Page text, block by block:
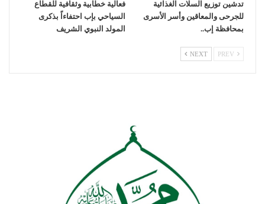
تدشين توزيع السلات الغذائية
للجرحى والمعاقين وأسر الأسرى
بمحافظة إب..
فعالية خطابية وثقافية للقطاع
السياحي بإب احتفاءاً بذكرى
المولد النبوي الشريف
NEXT